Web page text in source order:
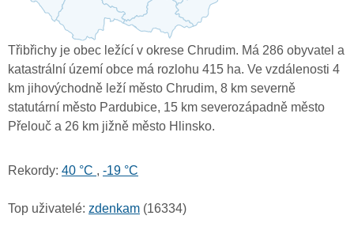
Třibřichy je obec ležící v okrese Chrudim. Má 286 obyvatel a
katastrální území obce má rozlohu 415 ha. Ve vzdálenosti 4
km jihovýchodně leží město Chrudim, 8 km severně
statutární město Pardubice, 15 km severozápadně město
Přelouč a 26 km jižně město Hlinsko.
Rekordy: 40 °C , -19 °C
Top uživatelé: zdenkam (16334)